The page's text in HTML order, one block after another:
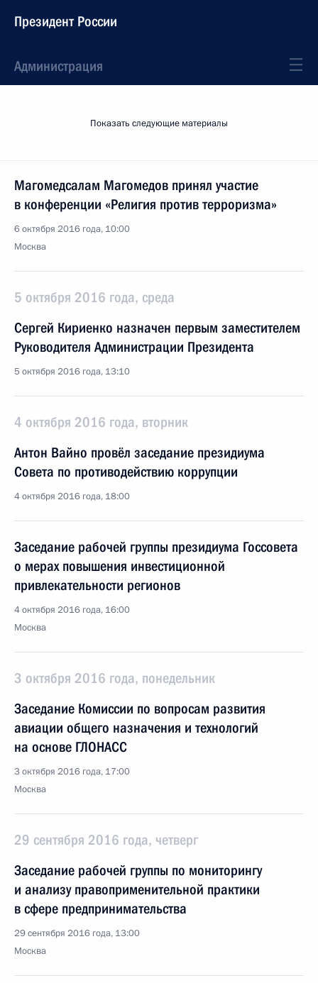
Президент России
Администрация
Показать следующие материалы
Магомедсалам Магомедов принял участие
в конференции «Религия против терроризма»
6 октября 2016 года, 10:00
Москва
5 октября 2016 года, среда
Сергей Кириенко назначен первым заместителем
Руководителя Администрации Президента
5 октября 2016 года, 13:10
4 октября 2016 года, вторник
Антон Вайно провёл заседание президиума
Совета по противодействию коррупции
4 октября 2016 года, 18:00
Заседание рабочей группы президиума Госсовета
о мерах повышения инвестиционной
привлекательности регионов
4 октября 2016 года, 16:00
Москва
3 октября 2016 года, понедельник
Заседание Комиссии по вопросам развития
авиации общего назначения и технологий
на основе ГЛОНАСС
3 октября 2016 года, 17:00
Москва
29 сентября 2016 года, четверг
Заседание рабочей группы по мониторингу
и анализу правоприменительной практики
в сфере предпринимательства
29 сентября 2016 года, 13:00
Москва